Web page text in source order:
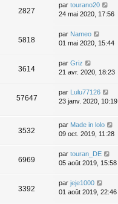
2827
par tourano20
24 mai 2020, 17:56
5818
par Nameo
01 mai 2020, 15:44
3614
par Griz
21 avr. 2020, 18:23
57647
par Lulu77126
23 janv. 2020, 10:19
3532
par Made in lolo
09 oct. 2019, 11:28
6969
par touran_DE
05 août 2019, 15:58
3392
par jeje1000
01 août 2019, 22:46